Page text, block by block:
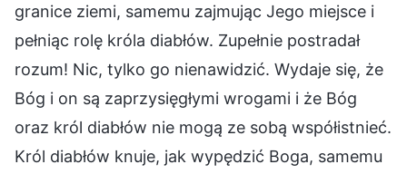
granice ziemi, samemu zajmując Jego miejsce i
pełniąc rolę króla diabłów. Zupełnie postradał
rozum! Nic, tylko go nienawidzić. Wydaje się, że
Bóg i on są zaprzysięgłymi wrogami i że Bóg
oraz król diabłów nie mogą ze sobą współistnieć.
Król diabłów knuje, jak wypędzić Boga, samemu